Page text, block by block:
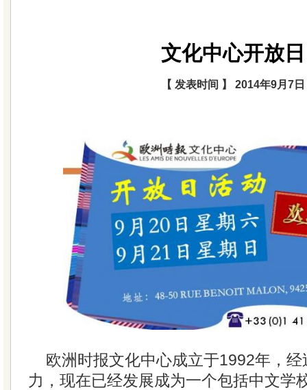
文化中心开放日
【 发表时间 】 2014年9月7日
欧洲时报文化中心成立于1992年，
力，现在已经发展成为一个包括中文学